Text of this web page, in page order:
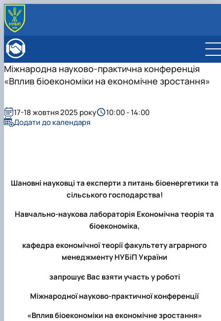
Адміністрація факультету
ОСВІТНЯ ДІЯЛЬНІСТЬ
Бакалаврат
Підготовка аспірантів
Науково-дослідна робота
ВСТУПНИКУ
Магістр
Доктор філософії (PhD)
Міжнародні програми з можливістю отримання
подвійних дипломів (Double Degree Pr…
РАДА РОБОТОДАВЦІВ
Міжнародна науково-практична конференція
«Вплив біоекономіки на економічне зростання»
Шановні науковці та експерти з питань біоенергетики та
сільського господарства!
Навчально-наукова лабораторія Економічна теорія та
біоекономіка,
кафедра економічної теорії факультету аграрного
менеджменту НУБіП України
запрошує Вас взяти участь у роботі
Міжнародної науково-практичної конференції
«Вплив біоекономіки на економічне зростання»
17-18 жовтня 2025 року
10:00 - 14:00
Додати до календаря